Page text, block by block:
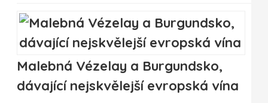
Malebná Vézelay a Burgundsko,
dávající nejskvělejší evropská vína